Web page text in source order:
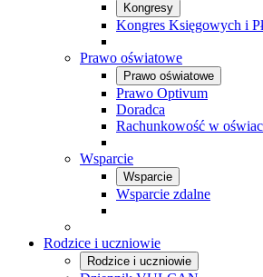
Kongresy
Kongres Księgowych i
Prawo oświatowe
Prawo oświatowe
Prawo Optivum
Doradca
Rachunkowość w
Wsparcie
Wsparcie
Wsparcie zdalne
Rodzice i uczniowie
Rodzice i uczniowie